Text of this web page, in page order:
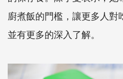
廚煮飯的門檻，讓更多人對
並有更多的深入了解。